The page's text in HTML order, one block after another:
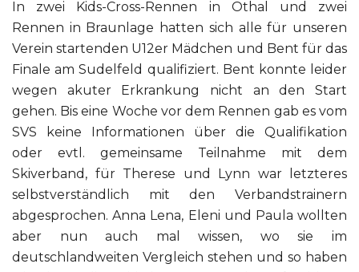
In zwei Kids-Cross-Rennen in Othal und zwei
Rennen in Braunlage hatten sich alle für unseren
Verein startenden U12er Mädchen und Bent für das
Finale am Sudelfeld qualifiziert. Bent konnte leider
wegen akuter Erkrankung nicht an den Start
gehen. Bis eine Woche vor dem Rennen gab es vom
SVS keine Informationen über die Qualifikation
oder evtl. gemeinsame Teilnahme mit dem
Skiverband, für Therese und Lynn war letzteres
selbstverständlich mit den Verbandstrainern
abgesprochen. Anna Lena, Eleni und Paula wollten
aber nun auch mal wissen, wo sie im
deutschlandweiten Vergleich stehen und so haben